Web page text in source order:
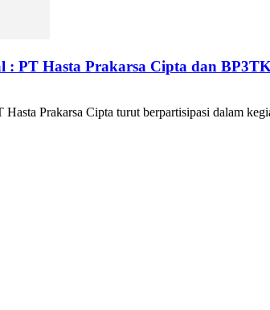
: PT Hasta Prakarsa Cipta dan
Prakarsa Cipta turut berpartisipasi dalam